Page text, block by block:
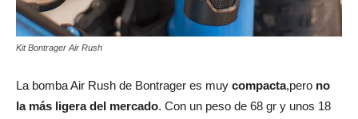
Kit Bontrager Air Rush
La bomba Air Rush de Bontrager es muy compacta,pero no
la más ligera del mercado. Con un peso de 68 gr y unos 18